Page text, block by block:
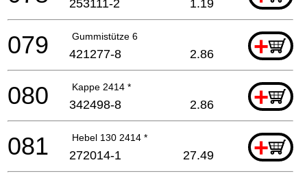
253111-2 1.19
Gummistütze 6 +
079 421277-8 2.86
Kappe 2414 * +
080 342498-8 2.86
Hebel 130 2414 * +
081 272014-1 27.49